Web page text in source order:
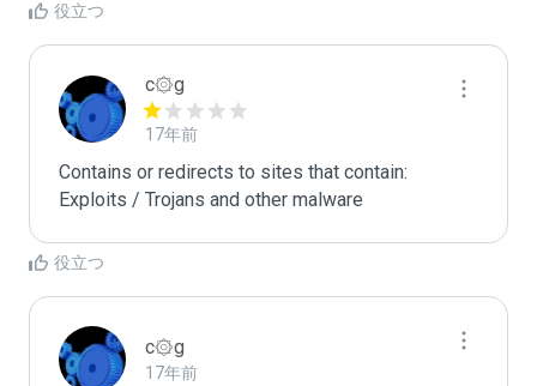
役立つ
c۞g
17年前
Contains or redirects to sites that contain:
Exploits / Trojans and other malware
役立つ
c۞g
17年前